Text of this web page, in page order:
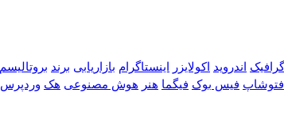
اندروید اکولایزر اینستاگرام بازاریابی برند بروتالیسم
فتوشاپ فیس بوک فیگما هنر هوش مصنوعی هک وردپرس